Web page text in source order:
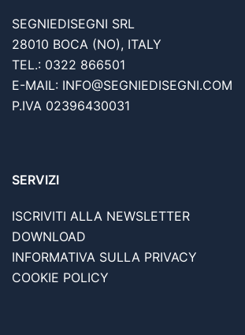
SEGNIEDISEGNI SRL
28010 BOCA (NO), ITALY
TEL.: 0322 866501
E-MAIL: INFO@SEGNIEDISEGNI.COM
P.IVA 02396430031
SERVIZI
ISCRIVITI ALLA NEWSLETTER
DOWNLOAD
INFORMATIVA SULLA PRIVACY
COOKIE POLICY